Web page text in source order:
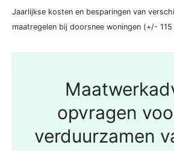
Jaarlijkse kosten en besparingen van
maatregelen bij doorsnee woningen (+/- 115
opvragen
verduurzamen